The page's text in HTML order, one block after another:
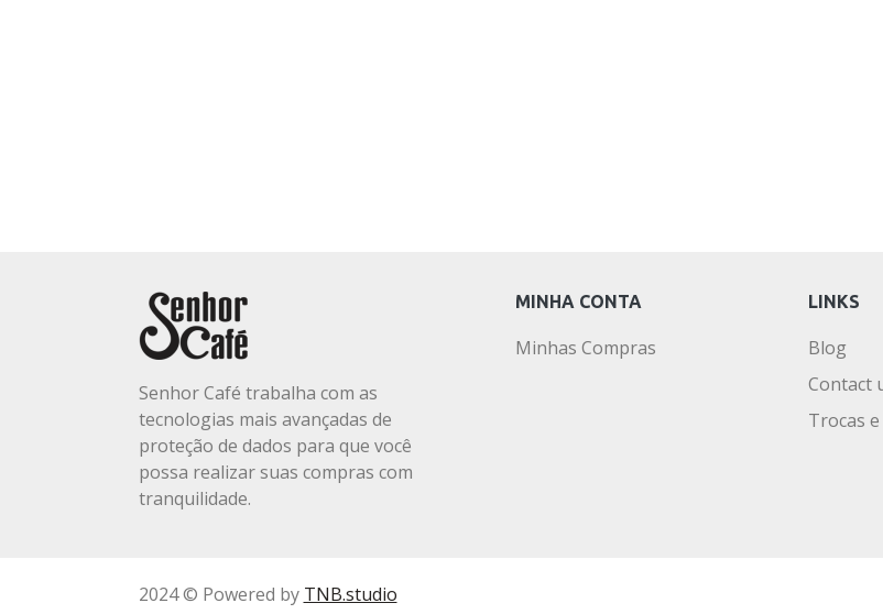
Senhor Café trabalha com as
tecnologias mais avançadas de
proteção de dados para que você
possa realizar suas compras com
tranquilidade.
MINHA CONTA
Minhas Compras
LINKS
Blog
Contact
Trocas
2024 © Powered by TNB.studio